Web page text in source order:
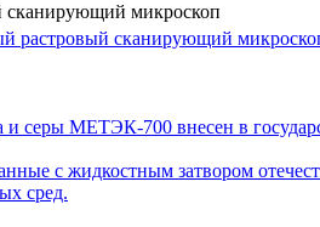
сканирующий микроскоп
растровый сканирующий
и серы МЕТЭК-700 внесен в
с жидкостным затвором
сред.